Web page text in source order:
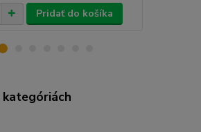
Pridať do košíka